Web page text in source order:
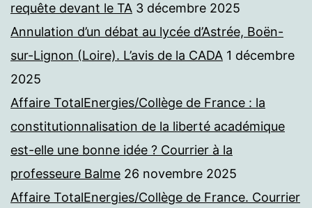
requête devant le TA 3 décembre 2025
Annulation d’un débat au lycée d’Astrée, Boën-
sur-Lignon (Loire). L’avis de la CADA 1 décembre
2025
Affaire TotalEnergies/Collège de France : la
constitutionnalisation de la liberté académique
est-elle une bonne idée ? Courrier à la
professeure Balme 26 novembre 2025
Affaire TotalEnergies/Collège de France. Courrier